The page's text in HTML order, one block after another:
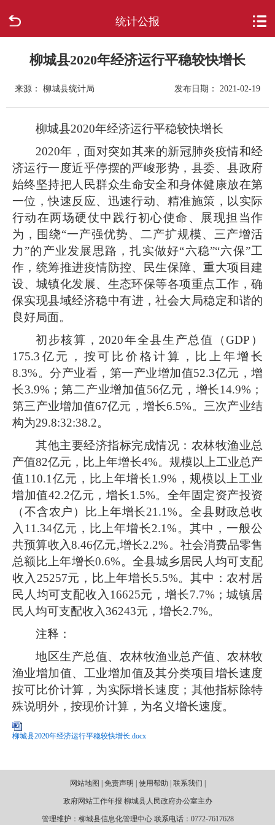
统计公报
走进柳城
新闻中心
政府信息公开
网上办事
互动回应
数据专题
柳城县2020年经济运行平稳较快增长
来源： 柳城县统计局 发布日期： 2021-02-19
柳城县2020年经济运行平稳较快增长
2020年，面对突如其来的新冠肺炎疫情和经
济运行一度近乎停摆的严峻形势， 县委、县政府
始终坚持把人民群众生命安全和身体健康放在第
一位，快速反应、迅速行动、精准施策，以实际
行动在两场硬仗中践行初心使命、展现担当作
为，围绕“一产强优势、二产扩规模、三产增活
力”的产业发展思路，扎实做好“六稳”“六保”工
作，统筹推进疫情防控、民生保障、重大项目建
设、城镇化发展、生态环保等各项重点工作， 确
保实现县域经济稳中有进，社会大局稳定和谐的
良好局面。
初步核算， 2020年全县生产总值（GDP ）
175.3 亿元，按可比价格计算，比上年增长
8.3%。分产业看，第一产业增加值52.3亿元，增
长3.9%；第二产业增加值56亿元，增长14.9% ；
第三产业增加值67亿元，增长6.5%。三次产业结
构为29.8:32:38.2。
其他主要经济指标完成情况：农林牧渔业总
产值82亿元，比上年增长4%。 规模以上工业总产
值110.1 亿元， 比上年增长1.9%， 规模以上工业
增加值42.2亿元，增长1.5%。 全年固定资产投资
（不含农户）比上年增长21.1%。全县财政总收
入 11.34亿元，比上年增长2.1%。其中，一般公
共预算收入8.46亿元,增长2.2%。社会消费品零售
总额比上年增长0.6%。 全县城乡居民人均可支配
收入 25257元，比上年增长5.5%。其中：农村居
民人均可支配收入 16625元，增长7.7%；城镇居
民人均可支配收入 36243元，增长2.7%。
注释：
地区生产总值、 农林牧渔业总产值、农林牧
渔业增加值、工业增加值及其分类项目增长速度
按可比价计算，为实际增长速度；其他指标除特
殊说明外，按现价计算，为名义增长速度。
柳城县2020年经济运行平稳较快增长.docx
网站地图 | 免责声明 | 使用帮助 | 联系我们 |
政府网站工作年报 柳城县人民政府办公室主办
管理维护：柳城县信息化管理中心 联系电话：0772-7617628